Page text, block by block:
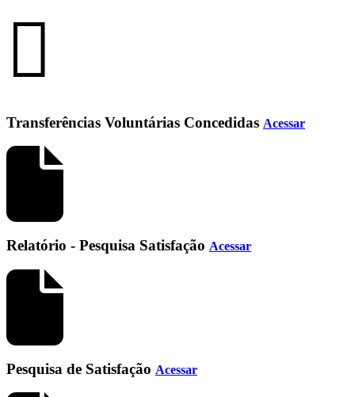
Transferências Voluntárias Concedidas Acessar
Relatório - Pesquisa Satisfação Acessar
Pesquisa de Satisfação Acessar